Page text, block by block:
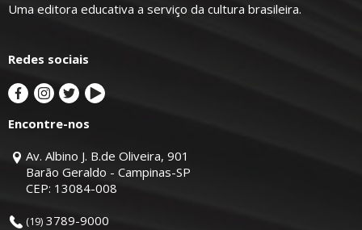
Uma editora educativa a serviço da cultura brasileira.
Redes sociais
Encontre-nos
Av. Albino J. B.de Oliveira, 901
Barão Geraldo - Campinas-SP
CEP: 13084-008
(19) 3789-9000